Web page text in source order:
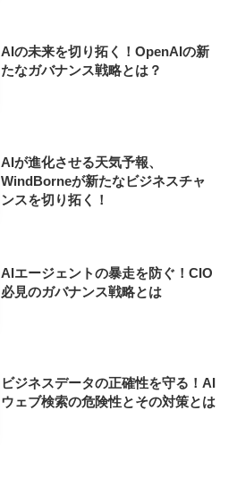
AIの未来を切り拓く！OpenAIの新
たなガバナンス戦略とは？
AIが進化させる天気予報、
WindBorneが新たなビジネスチャ
ンスを切り拓く！
AIエージェントの暴走を防ぐ！CIO
必見のガバナンス戦略とは
ビジネスデータの正確性を守る！AI
ウェブ検索の危険性とその対策とは